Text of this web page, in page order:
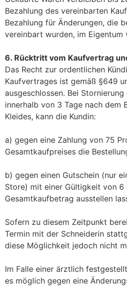
Bezahlung des vereinbarten
Bezahlung für Änderungen, die
vereinbart wurden, im Eigentum
6. Rücktritt vom Kaufvertrag
Das Recht zur ordentlichen
Kaufvertrages ist gemäß §649
ausgeschlossen. Bei
innerhalb von 3 Tage nach dem
Kleides, kann die Kundin:
a) gegen eine Zahlung von 75
Gesamtkaufpreises die
b) gegen einen Gutschein (nur
Store) mit einer Gültigkeit von 6
Gesamtkaufbetrag ausstellen
Sofern zu diesem Zeitpunkt
Termin mit der Schneiderin
diese Möglichkeit jedoch nicht
Im Falle einer ärztlich
es möglich gegen eine